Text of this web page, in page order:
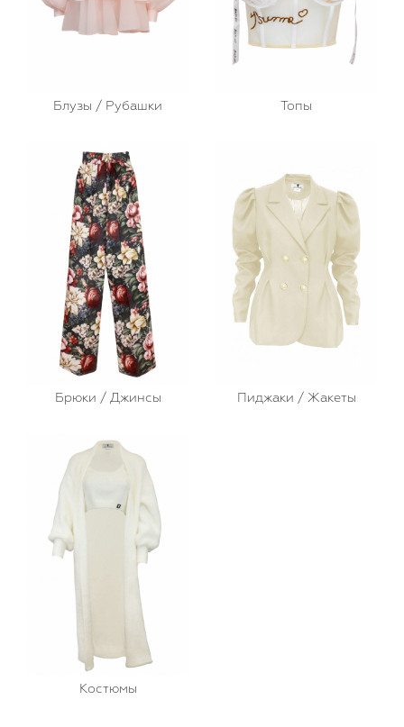
Блузы / Рубашки Топы
Брюки / Джинсы Пиджаки / Жакеты
Костюмы